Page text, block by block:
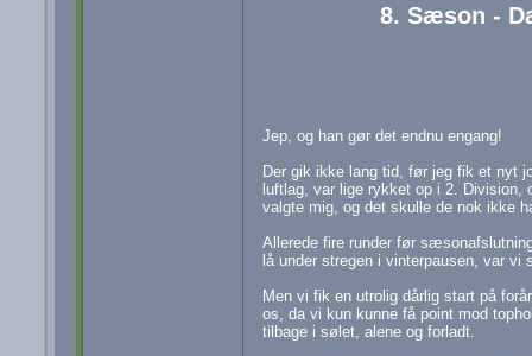
8. Sæson -
Jep, og han gør det endnu engang!
Der gik ikke lang tid, før jeg fik et nyt
luftlag, var lige rykket op i 2.
valgte mig, og det skulle de nok ikke
Allerede fire runder før
lå under stregen i vinterpausen, var vi
Men vi fik en utrolig dårlig start på
os, da vi kun kunne få point mod
tilbage i sølet, alene og forladt.